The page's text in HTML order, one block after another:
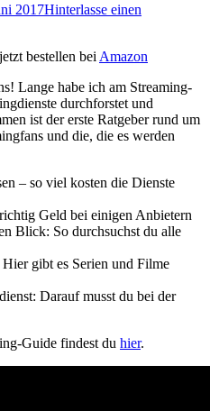
2017Hinterlasse einen
bestellen bei Amazon
Lange habe ich am Streaming-
durchforstet und
ist der erste Ratgeber rund um
und die, die es werden
– so viel kosten die Dienste
Geld bei einigen Anbietern
Blick: So durchsuchst du alle
gibt es Serien und Filme
Darauf musst du bei der
Guide findest du hier.